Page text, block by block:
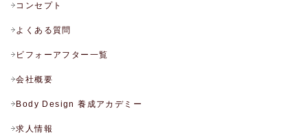
コンセプト
よくある質問
ビフォーアフター一覧
会社概要
Body Design 養成アカデミー
求人情報